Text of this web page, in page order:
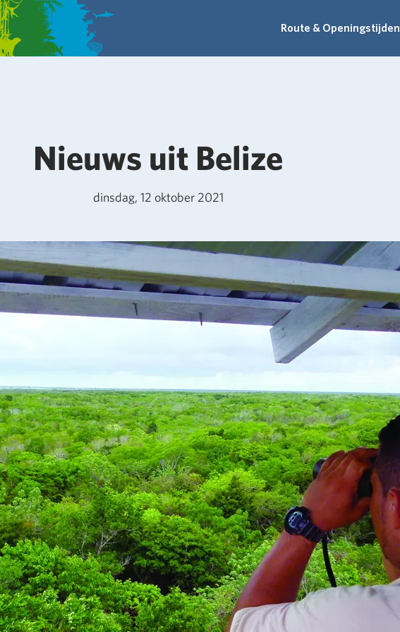
Route & Openingstijden
Nieuws uit Belize
dinsdag, 12 oktober 2021